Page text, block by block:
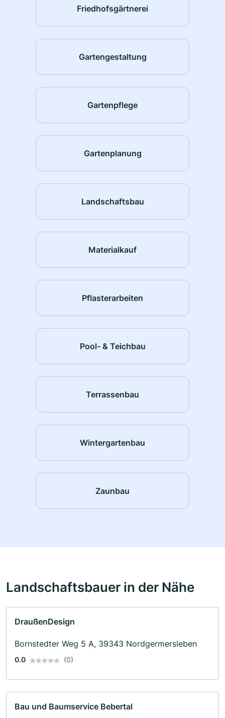
Friedhofsgärtnerei
Gartengestaltung
Gartenpflege
Gartenplanung
Landschaftsbau
Materialkauf
Pflasterarbeiten
Pool- & Teichbau
Terrassenbau
Wintergartenbau
Zaunbau
Landschaftsbauer in der Nähe
DraußenDesign
Bornstedter Weg 5 A, 39343 Nordgermersleben
0.0 (0)
Bau und Baumservice Bebertal